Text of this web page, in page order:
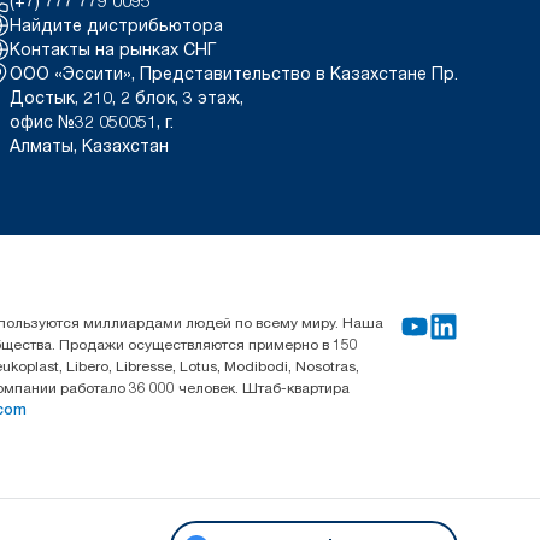
Найдите дистрибьютора
Контакты на рынках СНГ
ООО «Эссити», Представительство в Казахстане Пр.
Достык, 210, 2 блок, 3 этаж,
офис №32 050051, г.
Алматы, Казахстан
миллиардами людей по всему миру. Наша
Продажи осуществляются примерно в 150
Libero, Libresse, Lotus, Modibodi, Nosotras,
работало 36 000 человек. Штаб-квартира